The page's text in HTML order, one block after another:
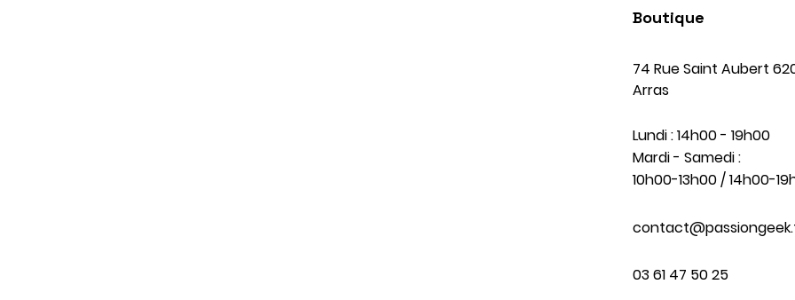
Boutique
74 Rue Saint Aubert
Arras
Lundi : 14h00 - 19h00
Mardi - Samedi :
10h00-13h00 / 14h00-
03 61 47 50 25